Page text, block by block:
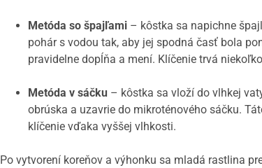
Metóda so špajľami – kôstka sa napichne
pohár s vodou tak, aby jej spodná časť bola
pravidelne dopĺňa a mení. Klíčenie trvá
Metóda v sáčku – kôstka sa vloží do vlhkej
obrúska a uzavrie do mikroténového sáčku.
klíčenie vďaka vyššej vlhkosti.
Po vytvorení koreňov a výhonku sa mladá rastlina